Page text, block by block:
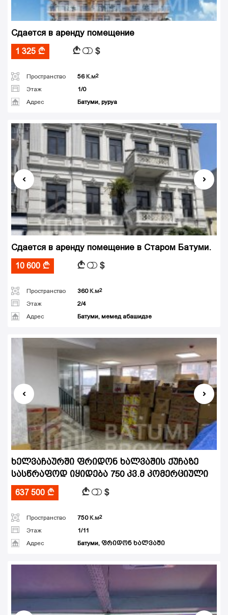
Сдается в аренду помещение
1 325 A A $
Пространство 56 К.м
Этаж
1/0
Адрес
Батуми, руруа
Сдается в аренду помещение в Старом Батуми.
10 600 A A $
Пространство 360 К.м
Этаж
2/4
Адрес
Батуми, мемед абашидзе
ხელვაჩაურში ფრიდონ ხალვაშის ქუჩაზე
სასწრაფოდ იყიდება 750 კვ.მ კომერციული
637 500 A A $
Пространство 750 К.м
Этаж
1/11
Адрес
Батуми, ფრიდონ ხალვაში